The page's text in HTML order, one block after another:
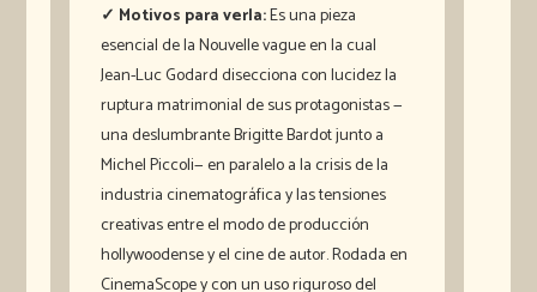
✓ Motivos para verla:Es una pieza
esencial de la Nouvelle vague en la cual
Jean-Luc Godard disecciona con lucidez la
ruptura matrimonial de sus protagonistas —
una deslumbrante Brigitte Bardot junto a
Michel Piccoli— en paralelo a la crisis de la
industria cinematográfica y las tensiones
creativas entre el modo de producción
hollywoodense y el cine de autor. Rodada en
CinemaScope y con un uso riguroso del